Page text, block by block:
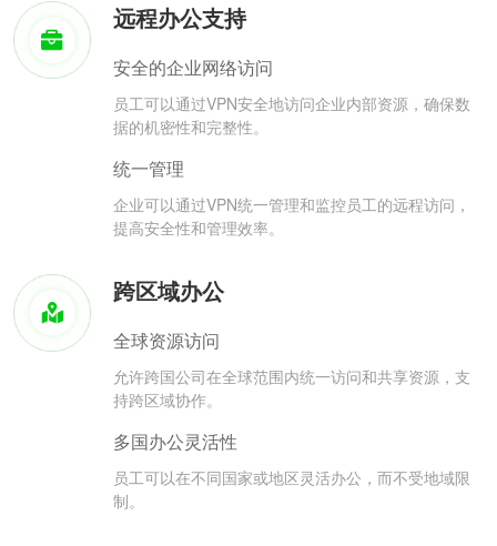
远程办公支持
安全的企业网络访问
员工可以通过VPN安全地访问企业内部资源，确保数
据的机密性和完整性。
统一管理
企业可以通过VPN统一管理和监控员工的远程访问，
提高安全性和管理效率。
跨区域办公
全球资源访问
允许跨国公司在全球范围内统一访问和共享资源，支
持跨区域协作。
多国办公灵活性
员工可以在不同国家或地区灵活办公，而不受地域限
制。